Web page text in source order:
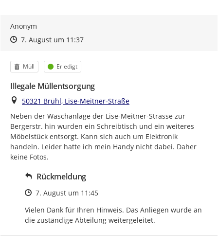
Anonym
Zeitpunkt des Erstellens
Zeitpunkt des Erstellens
7. August um 11:37Zur Äußerung
Kategorie
Müll Status
Erledigt
Illegale Müllentsorgung
Ort
50321 Brühl, Lise-Meitner-Straße
Neben der Waschanlage der Lise-Meitner-Strasse zur
Bergerstr. hin wurden ein Schreibtisch und ein weiteres
Möbelstück entsorgt. Kann sich auch um Elektronik
handeln. Leider hatte ich mein Handy nicht dabei. Daher
keine Fotos.
Rückmeldung
Zeitpunkt des Erstellens
7. August um 11:45
Vielen Dank für Ihren Hinweis. Das Anliegen wurde an
die zuständige Abteilung weitergeleitet.